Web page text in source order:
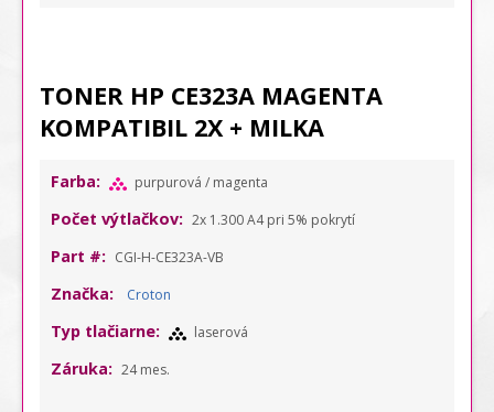
TONER HP CE323A MAGENTA
KOMPATIBIL 2X + MILKA
Farba: purpurová / magenta
Počet výtlačkov: 2x 1.300 A4 pri 5% pokrytí
Part #: CGI-H-CE323A-VB
Značka: Croton
Typ tlačiarne: laserová
Záruka: 24 mes.